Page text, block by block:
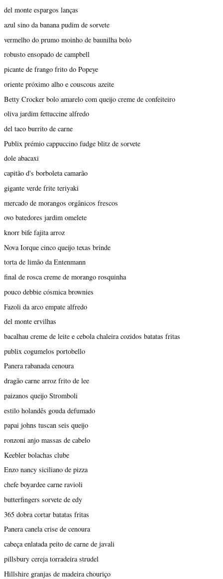
del monte espargos lanças
azul sino da banana pudim de sorvete
vermelho do prumo moinho de baunilha bolo
robusto ensopado de campbell
picante de frango frito do Popeye
oriente próximo alho e couscous azeite
Betty Crocker bolo amarelo com queijo creme de confeiteiro
oliva jardim fettuccine alfredo
del taco burrito de carne
Publix prémio cappuccino fudge blitz de sorvete
dole abacaxi
capitão d's borboleta camarão
gigante verde frite teriyaki
mercado de morangos orgânicos frescos
ovo batedores jardim omelete
knorr bife fajita arroz
Nova Iorque cinco queijo texas brinde
torta de limão da Entenmann
final de rosca creme de morango rosquinha
pouco debbie cósmica brownies
Fazoli da arco empate alfredo
del monte ervilhas
bacalhau creme de leite e cebola chaleira cozidos batatas fritas
publix cogumelos portobello
Panera rabanada cenoura
dragão carne arroz frito de lee
paizanos queijo Stromboli
estilo holandês gouda defumado
papai johns tuscan seis queijo
ronzoni anjo massas de cabelo
Keebler bolachas clube
Enzo nancy siciliano de pizza
chefe boyardee carne ravioli
butterfingers sorvete de edy
365 dobra cortar batatas fritas
Panera canela crise de cenoura
cabeça enlatada peito de carne de javali
pillsbury cereja torradeira strudel
Hillshire granjas de madeira chouriço